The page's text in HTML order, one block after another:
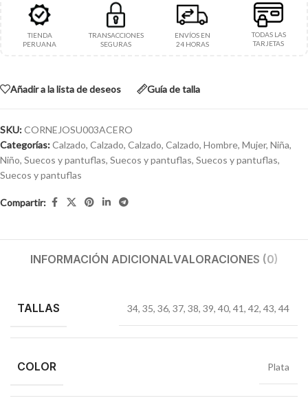
TIENDA
PERUANA
TRANSACCIONES
SEGURAS
ENVÍOS EN
24 HORAS
TODAS LAS
TARJETAS
Añadir a la lista de deseos Guía de talla
SKU:CORNEJOSU003ACERO
Categorías:Calzado, Calzado, Calzado, Calzado, Hombre, Mujer, Niña,
Niño, Suecos y pantuflas, Suecos y pantuflas, Suecos y pantuflas,
Suecos y pantuflas
Compartir:
INFORMACIÓN ADICIONALVALORACIONES (0)
TALLAS 34, 35, 36, 37, 38, 39, 40, 41, 42, 43, 44
COLOR Plata